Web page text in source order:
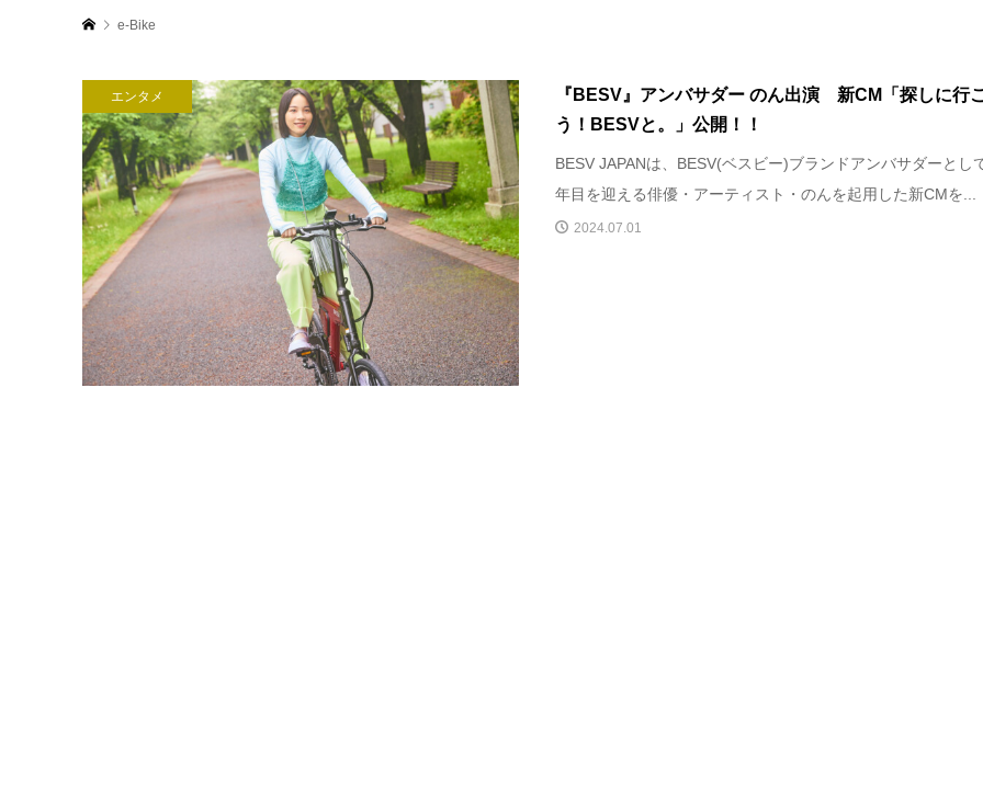
e-Bike
エンタメ
『BESV』アンバサダー のん出演 新CM「探しに行
う！BESVと。」公開！！
BESV JAPANは、BESV(ベスビー)ブランドアンバサダーとし
年⽬を迎える俳優・アーティスト・のんを起⽤した新CMを...
2024.07.01